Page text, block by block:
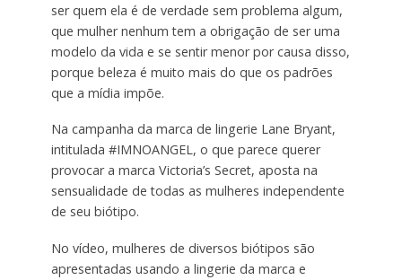
ser quem ela é de verdade sem problema algum,
que mulher nenhum tem a obrigação de ser uma
modelo da vida e se sentir menor por causa disso,
porque beleza é muito mais do que os padrões
que a mídia impõe.
Na campanha da marca de lingerie Lane Bryant,
intitulada #IMNOANGEL, o que parece querer
provocar a marca Victoria’s Secret, aposta na
sensualidade de todas as mulheres independente
de seu biótipo.
No vídeo, mulheres de diversos biótipos são
apresentadas usando a lingerie da marca e